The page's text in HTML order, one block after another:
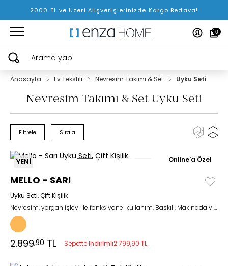
2000 TL ve Üzeri Alışverişlerinizde Kargo Bedava!
0
Arama yap
Anasayfa Ev Tekstili Nevresim Takımı & Set Uyku Seti
Nevresim Takımı & Set Uyku Seti
Filtrele Sırala
YENİ Online'a Özel
MELLO - SARI
Uyku Seti, Çift Kişilik
Nevresim, yorgan işlevi ile fonksiyonel kullanım, Baskılı, Makinada yıkanabilir.
2.899,90 TL Sepette İndirimli2.799,90 TL